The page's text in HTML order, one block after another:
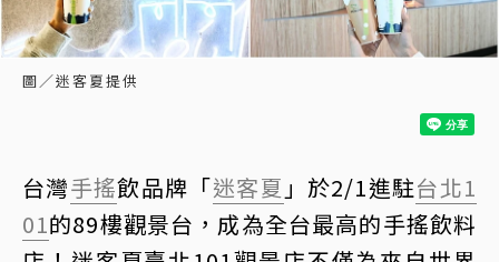
圖／迷客夏提供
台灣手搖飲品牌「迷客夏 」於2/1進駐台北1
01的89樓觀景台，成為全台最高的手搖飲料